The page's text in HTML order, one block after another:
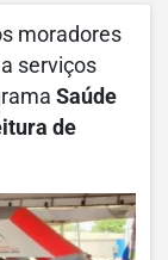
moradores
serviços
Saúde
de